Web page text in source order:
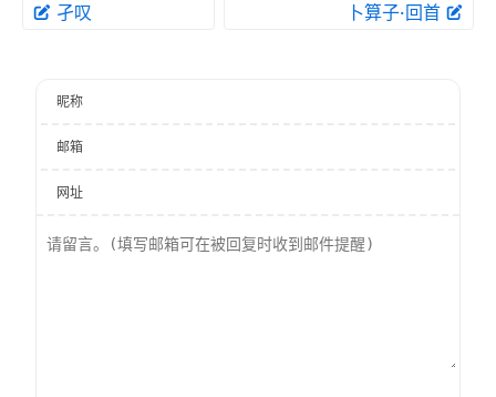
孑叹 卜算子·回首
昵称
邮箱
网址